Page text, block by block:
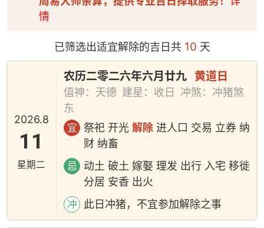
情
已筛选出适宜解除的吉日共10 天
2026.8
11
星期二
农历二零二六年六月廿九 黄道日
值神：天德 建星：收日
冲煞：冲猪煞
东
宜 祭祀 开光解除 进人口 交易 立券 纳
财 纳畜
忌
动土 破土 嫁娶 理发 出行 入宅 移徙
分居 安香 出火
冲 此日冲猪，不宜参加解除之事